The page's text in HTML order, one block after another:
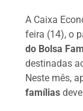
at
s
A
p
c
e
b
o
A Caixa
feira (14), o
do Bolsa
destinadas
Neste mês,
famílias